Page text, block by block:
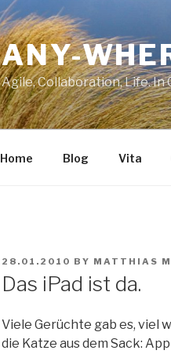
ANY-
Agile, Collaboration, Life. In
Home Blog Vita
POSTED
28.01.2010 BY MATTHIAS
Das iPad ist da.
Viele Gerüchte gab es, viel
die Katze aus dem Sack: